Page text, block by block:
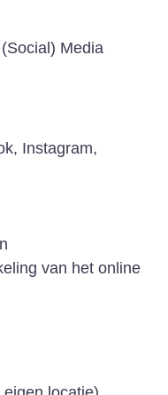
Media
Instagram,
van het online